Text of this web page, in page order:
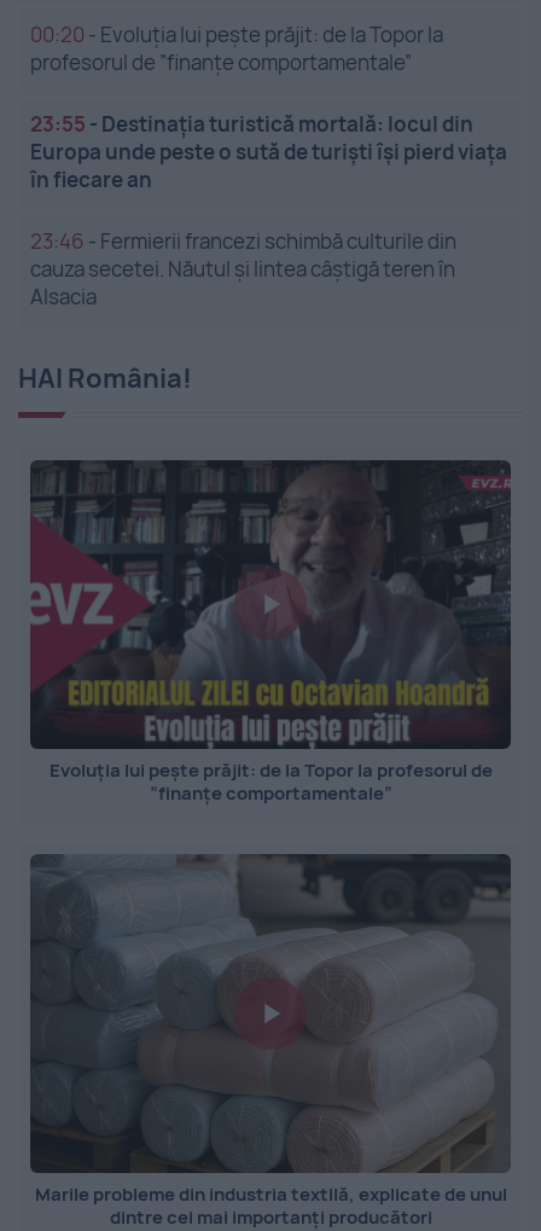
00:20 - Evoluția lui pește prăjit: de la Topor la
profesorul de ”finanțe comportamentale”
23:55 - Destinația turistică mortală: locul din
Europa unde peste o sută de turiști își pierd viața
în fiecare an
23:46 - Fermierii francezi schimbă culturile din
cauza secetei. Năutul și lintea câștigă teren în
Alsacia
HAI România!
Evoluția lui pește prăjit: de la Topor la profesorul de
”finanțe comportamentale”
Marile probleme din industria textilă, explicate de unul
dintre cei mai importanți producători